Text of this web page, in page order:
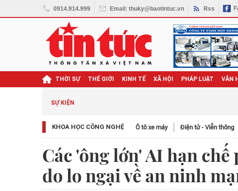
0914.914.999 Email: thuky@baotintuc.vn Rss
THỜI SỰ THẾ GIỚI KINH TẾ XÃ HỘI PHÁP LUẬT VĂN
SỰ KIỆN
KHOA HỌC CÔNG NGHỆ Ô tô xe máy Điện tử - Viễn thông
Các 'ông lớn' AI hạn
do lo ngại về an ninh